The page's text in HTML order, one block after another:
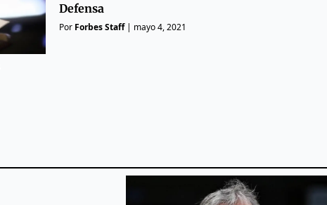
Defensa
Por Forbes Staff| mayo 4, 2021